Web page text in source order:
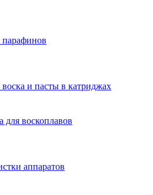
парафинов
воска и пасты в катриджах
для воскоплавов
аппаратов